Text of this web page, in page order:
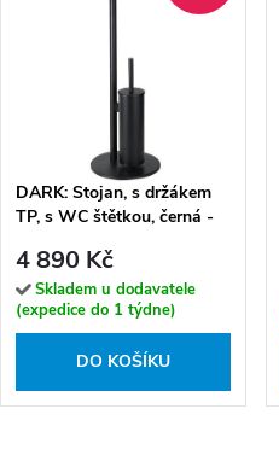
DARK: Stojan, s držákem
TP, s WC štětkou, černá -
4 890 Kč
Skladem u dodavatele
(expedice do 1 týdne)
DO KOŠÍKU